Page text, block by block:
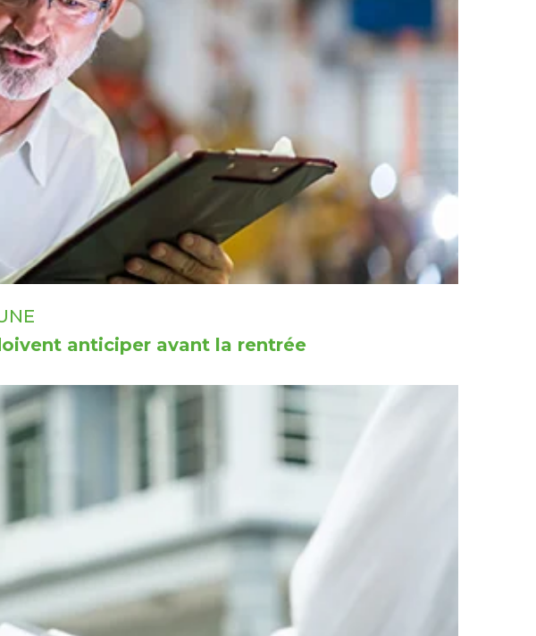
anticiper avant la rentrée